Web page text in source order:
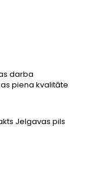
darba
piena kvalitāte
Jelgavas pils